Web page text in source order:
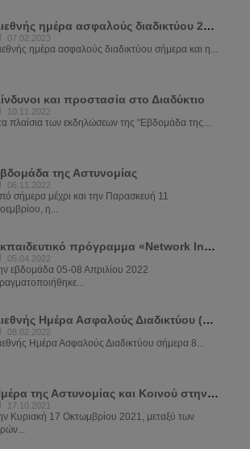
Διεθνής ημέρα ασφαλούς διαδικτύου 2023
07.02.2023
ημέρα ασφαλούς διαδικτύου σήμερα και η...
και προστασία στο Διαδύκτιο
10.11.2022
πλαίσια των εκδηλώσεων της "Εβδομάδα της...
της Αστυνομίας
06.11.2022
σήμερα μέχρι και την Παρασκευή 11
η...
Εκπαιδευτικό πρόγραμμα «Network Investigations»
05.04.2022
εβδομάδα 05-08 Απριλίου 2022
Διεθνής Ημέρα Ασφαλούς Διαδικτύου (SID) 2022
08.02.2022
Ημέρα Ασφαλούς Διαδικτύου σήμερα 8...
Ημέρα της Αστυνομίας και Κοινού στην Αγία Νάπα
17.10.2021
Κυριακή 17 Οκτωμβρίου 2021, μεταξύ των